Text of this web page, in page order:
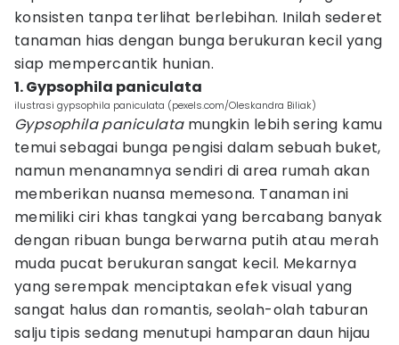
konsisten tanpa terlihat berlebihan. Inilah sederet
tanaman hias dengan bunga berukuran kecil yang
siap mempercantik hunian.
1. Gypsophila paniculata
ilustrasi gypsophila paniculata (pexels.com/Oleskandra Biliak)
Gypsophila paniculatamungkin lebih sering kamu
temui sebagai bunga pengisi dalam sebuah buket,
namun menanamnya sendiri di area rumah akan
memberikan nuansa memesona. Tanaman ini
memiliki ciri khas tangkai yang bercabang banyak
dengan ribuan bunga berwarna putih atau merah
muda pucat berukuran sangat kecil. Mekarnya
yang serempak menciptakan efek visual yang
sangat halus dan romantis, seolah-olah taburan
salju tipis sedang menutupi hamparan daun hijau